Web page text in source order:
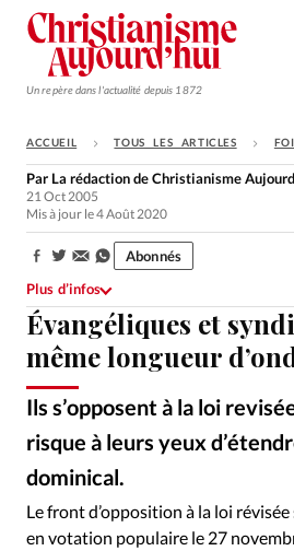
Un repère dans l'actualité depuis 1872
S'ABONNER
Monde
Opinions
Tous les articles
Faire un don
Emploi
Se connecter
Édition: Internationale
Devise: CHF
ACCUEIL TOUS LES ARTICLES FOI
Évangéliques et
même longueur
Ils s’opposent à la loi
risque à leurs yeux
dominical.
Par La rédaction de Christianisme
21 Oct 2005
Mis à jour le 4 Août 2020
Partager:
Abonnés
Plus d’infos
Le front d’opposition à la loi
en votation populaire le 27